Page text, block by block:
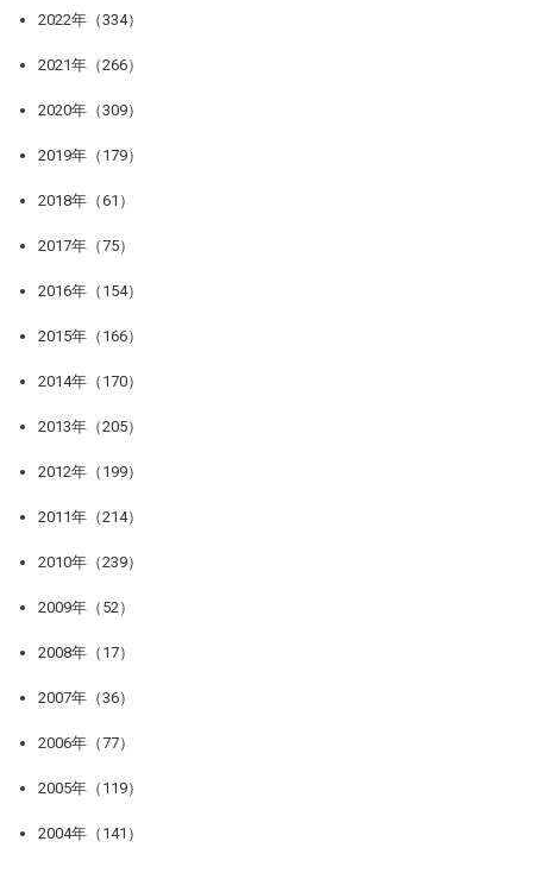
2022年（334）
2021年（266）
2020年（309）
2019年（179）
2018年（61）
2017年（75）
2016年（154）
2015年（166）
2014年（170）
2013年（205）
2012年（199）
2011年（214）
2010年（239）
2009年（52）
2008年（17）
2007年（36）
2006年（77）
2005年（119）
2004年（141）